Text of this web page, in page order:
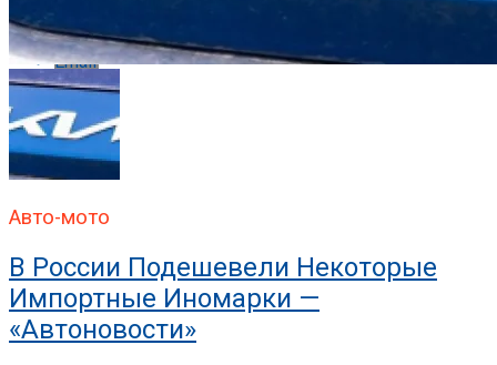
Email
Авто-мото
В России Подешевели Некоторые
Импортные Иномарки —
«Автоновости»